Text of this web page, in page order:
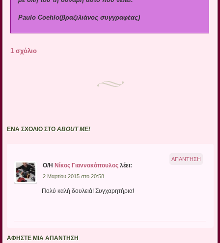
Paulo Coehlo(βραζιλιάνος συγγραφέας)
1 σχόλιο
ΈΝΑ ΣΧΌΛΙΟ ΣΤΟ ABOUT ME!
Ο/Η Νίκος Γιαννακόπουλος λέει:
2 Μαρτίου 2015 στο 20:58
Πολύ καλή δουλειά! Συγχαρητήρια!
ΑΠΆΝΤΗΣΗ
ΑΦΉΣΤΕ ΜΙΑ ΑΠΆΝΤΗΣΗ